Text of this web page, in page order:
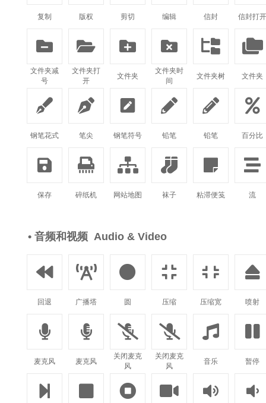
回退 广播塔 圆 压缩 压缩宽 喷射
麦克风 麦克风
关闭麦克
风
关闭麦克
风
音乐 暂停
复制 版权 剪切 编辑 信封 信封打开
文件夹减
号
文件夹打
开
文件夹
文件夹时
间
文件夹树 文件夹
钢笔花式 笔尖 钢笔符号 铅笔 铅笔 百分比
保存 碎纸机 网站地图 袜子 粘滞便笺 流
• 音频和视频 Audio & Video
     
    
    
     
     
     